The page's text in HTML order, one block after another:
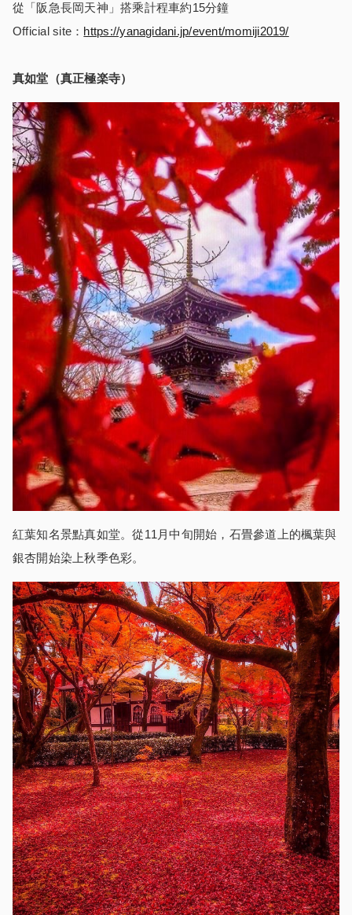
從「阪急長岡天神」搭乘計程車約15分鐘
Official site： https://yanagidani.jp/event/momiji2019/
真如堂（真正極楽寺）
紅葉知名景點真如堂。從11月中旬開始，石畳參道上的楓葉與
銀杏開始染上秋季色彩。